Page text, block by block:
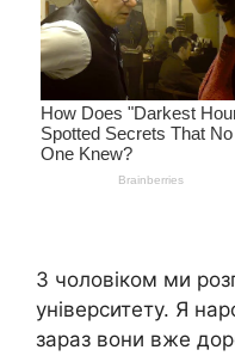
З чоловіком ми
університету. Я
зараз вони вже